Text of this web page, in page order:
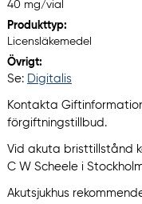
40 mg/vial
Produkttyp:
Licensläkemedel
Övrigt:
Se: Digitalis
Kontakta
förgiftningstillbud.
Vid akuta bristtillstånd
C W Scheele i
Akutsjukhus